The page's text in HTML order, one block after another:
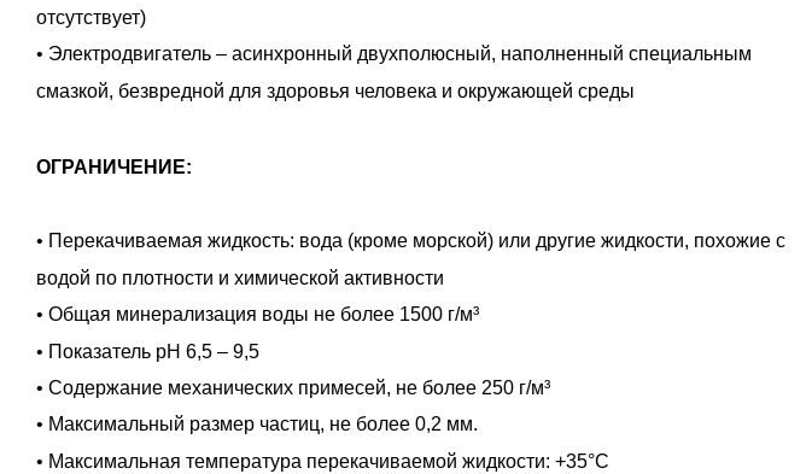
отсутствует)
• Электродвигатель – асинхронный двухполюсный, наполненный специальным
смазкой, безвредной для здоровья человека и окружающей среды
ОГРАНИЧЕНИЕ:
• Перекачиваемая жидкость: вода (кроме морской) или другие жидкости, похожие с
водой по плотности и химической активности
• Общая минерализация воды не более 1500 г/м³
• Показатель pH 6,5 – 9,5
• Содержание механических примесей, не более 250 г/м³
• Максимальный размер частиц, не более 0,2 мм.
• Максимальная температура перекачиваемой жидкости: +35°C